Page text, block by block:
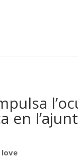
en